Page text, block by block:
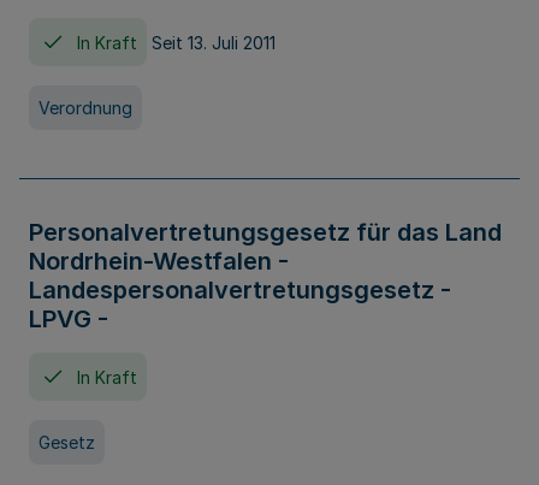
In Kraft Seit 13. Juli 2011
Verordnung
Personalvertretungsgesetz für das Land
Nordrhein-Westfalen -
Landespersonalvertretungsgesetz -
LPVG -
In Kraft
Gesetz